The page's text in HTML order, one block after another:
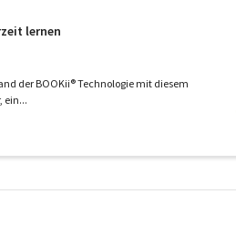
lernen
der BOOKii® Technologie mit diesem
ein...
szűrők